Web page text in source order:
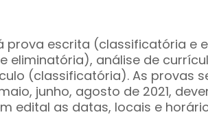
prova escrita (classificatória e
eliminatória), análise de
(classificatória). As provas
junho, agosto de 2021,
edital as datas, locais e